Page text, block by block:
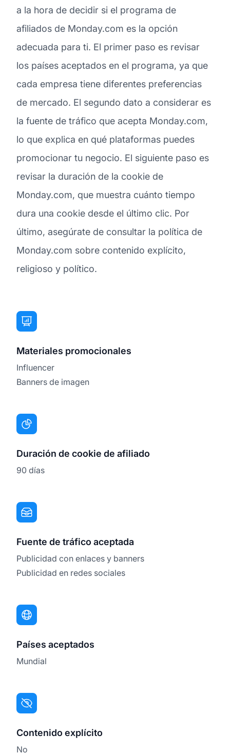
a la hora de decidir si el programa de
afiliados de Monday.com es la opción
adecuada para ti. El primer paso es revisar
los países aceptados en el programa, ya que
cada empresa tiene diferentes preferencias
de mercado. El segundo dato a considerar es
la fuente de tráfico que acepta Monday.com,
lo que explica en qué plataformas puedes
promocionar tu negocio. El siguiente paso es
revisar la duración de la cookie de
Monday.com, que muestra cuánto tiempo
dura una cookie desde el último clic. Por
último, asegúrate de consultar la política de
Monday.com sobre contenido explícito,
religioso y político.
Materiales promocionales
Influencer
Banners de imagen
Duración de cookie de afiliado
90 días
Fuente de tráfico aceptada
Publicidad con enlaces y banners
Publicidad en redes sociales
Países aceptados
Mundial
Contenido explícito
No